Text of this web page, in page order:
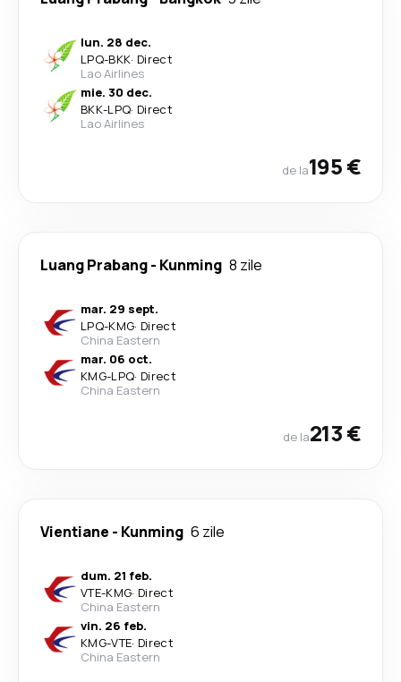
lun. 28 dec.
LPQ-BKK· Direct
Lao Airlines
mie. 30 dec.
BKK-LPQ· Direct
Lao Airlines
de la195 €
Luang Prabang- Kunming 8 zile
mar. 29 sept.
LPQ-KMG· Direct
China Eastern
mar. 06 oct.
KMG-LPQ· Direct
China Eastern
de la213 €
Vientiane - Kunming 6 zile
dum. 21 feb.
VTE-KMG· Direct
China Eastern
vin. 26 feb.
KMG-VTE· Direct
China Eastern